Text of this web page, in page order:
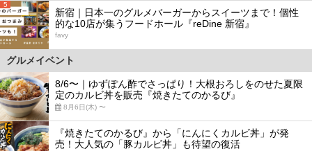
5
新宿｜日本一のグルメバーガーからスイーツまで！個性
的な10店が集うフードホール『reDine 新宿』
favy
グルメイベント
8/6〜｜ゆずぽん酢でさっぱり！大根おろしをのせた夏限
定のカルビ丼を販売『焼きたてのかるび』
8月6日(木) 〜
『焼きたてのかるび』から「にんにくカルビ丼」が発
売！大人気の「豚カルビ丼」も待望の復活